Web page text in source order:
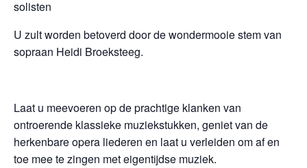
solisten
U zult worden betoverd door de wondermooie stem van
sopraan Heidi Broeksteeg.
Laat u meevoeren op de prachtige klanken van
ontroerende klassieke muziekstukken, geniet van de
herkenbare opera liederen en laat u verleiden om af en
toe mee te zingen met eigentijdse muziek.